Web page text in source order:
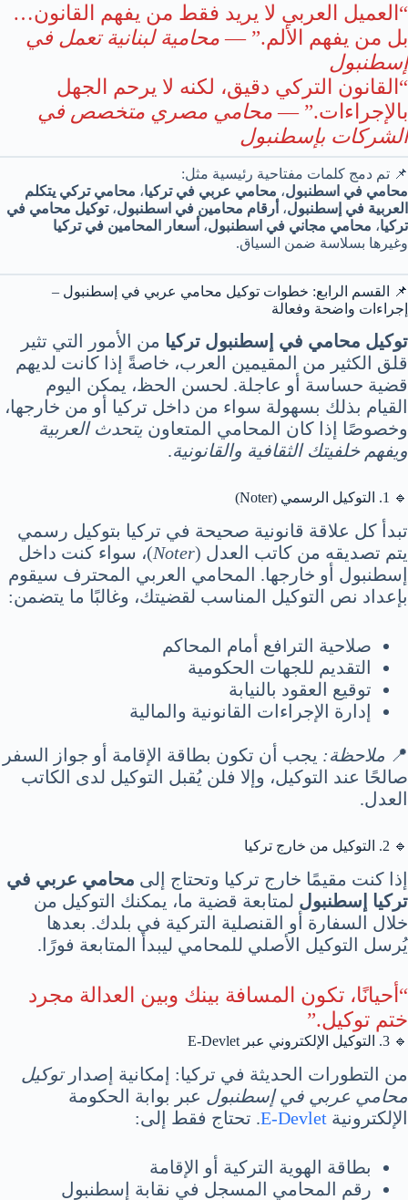
“العميل العربي لا يريد فقط من يفهم القانون…
بل من يفهم الألم.” — محامية لبنانية تعمل في
إسطنبول
“القانون التركي دقيق، لكنه لا يرحم الجهل
بالإجراءات.” — محامي مصري متخصص في
الشركات بإسطنبول
📌 تم دمج كلمات مفتاحية رئيسية مثل:
محامي في اسطنبول، محامي عربي في تركيا، محامي تركي يتكلم
العربية في إسطنبول، أرقام محامين في اسطنبول،توكيل محامي في
تركيا، محامي مجاني في اسطنبول، أسعار المحامين في تركيا
وغيرها بسلاسة ضمن السياق.
📌 القسم الرابع: خطوات توكيل محامي عربي في إسطنبول –
إجراءات واضحة وفعالة
توكيل محامي في إسطنبول تركيا من الأمور التي تثير
قلق الكثير من المقيمين العرب، خاصةً إذا كانت لديهم
قضية حساسة أو عاجلة. لحسن الحظ، يمكن اليوم
القيام بذلك بسهولة سواء من داخل تركيا أو من خارجها،
وخصوصًا إذا كان المحامي المتعاون يتحدث العربية
ويفهم خلفيتك الثقافية والقانونية.
🔹 1. التوكيل الرسمي (Noter)
تبدأ كل علاقة قانونية صحيحة في تركيا بتوكيل رسمي
يتم تصديقه من كاتب العدل (Noter)، سواء كنت داخل
إسطنبول أو خارجها. المحامي العربي المحترف سيقوم
بإعداد نص التوكيل المناسب لقضيتك، وغالبًا ما يتضمن:
صلاحية الترافع أمام المحاكم
التقديم للجهات الحكومية
توقيع العقود بالنيابة
إدارة الإجراءات القانونية والمالية
📍 ملاحظة: يجب أن تكون بطاقة الإقامة أو جواز السفر
صالحًا عند التوكيل، وإلا فلن يُقبل التوكيل لدى الكاتب
العدل.
🔹 2. التوكيل من خارج تركيا
إذا كنت مقيمًا خارج تركيا وتحتاج إلى محامي عربي في
تركيا إسطنبول لمتابعة قضية ما، يمكنك التوكيل من
خلال السفارة أو القنصلية التركية في بلدك. بعدها
يُرسل التوكيل الأصلي للمحامي ليبدأ المتابعة فورًا.
“أحيانًا، تكون المسافة بينك وبين العدالة مجرد
ختم توكيل.”
🔹 3. التوكيل الإلكتروني عبر E-Devlet
من التطورات الحديثة في تركيا: إمكانية إصدارتوكيل
محامي عربي في إسطنبول عبر بوابة الحكومة
الإلكترونية E-Devlet. تحتاج فقط إلى:
بطاقة الهوية التركية أو الإقامة
رقم المحامي المسجل في نقابة إسطنبول